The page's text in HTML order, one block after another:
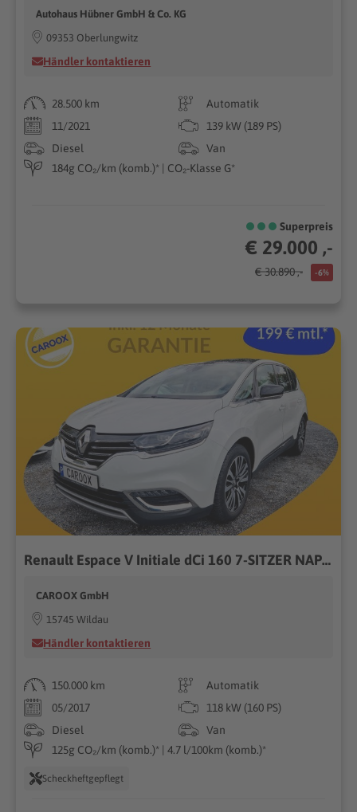
Autohaus Hübner GmbH & Co. KG
09353 Oberlungwitz
Händler kontaktieren
28.500 km
Automatik
11/2021
139 kW (189 PS)
Diesel
Van
184g CO₂/km (komb.)* | CO₂-Klasse G*
Superpreis
€ 29.000 ,-
€ 30.890 ,- -6%
Renault Espace V Initiale dCi 160 7-SITZER NAPPA PANO
CAROOX GmbH
15745 Wildau
Händler kontaktieren
150.000 km
Automatik
05/2017
118 kW (160 PS)
Diesel
Van
125g CO₂/km (komb.)* | 4.7 l/100km (komb.)*
Scheckheftgepflegt